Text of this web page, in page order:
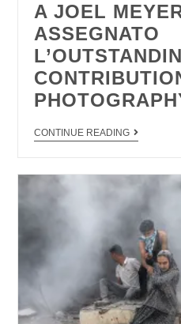
A JOEL
ASSEGNATO
CONTINUE READING